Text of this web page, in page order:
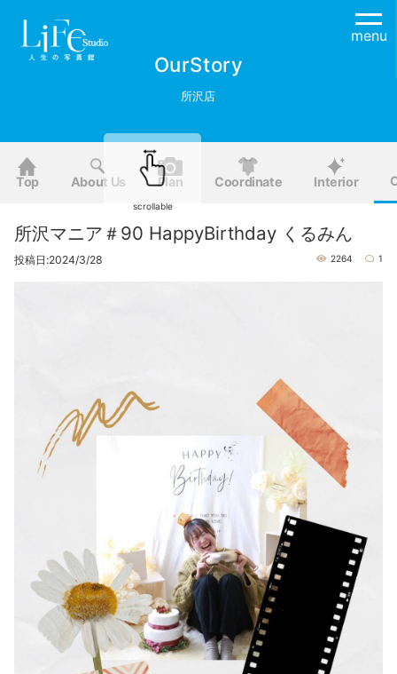
menu
OurStory
所沢店
Top About Us Plan Coordinate Interior
所沢マニア＃90 HappyBirthday くるみん
投稿日:2024/3/28 2264 1